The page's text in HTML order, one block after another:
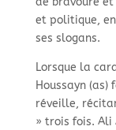
et politique,
ses slogans.
Lorsque la
Houssayn
réveille,
» trois fois. Ali